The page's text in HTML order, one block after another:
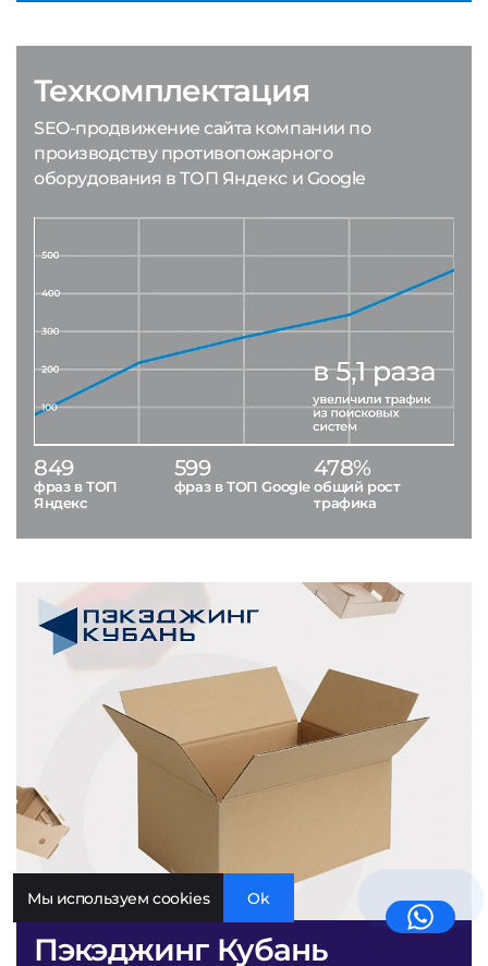
Пэкэджинг Кубань
Техкомплектация
SEO-продвижение сайта компании по
производству противопожарного
оборудования в ТОП Яндекс и Google
849
фраз в ТОП
Яндекс
599
фраз в ТОП Google
478%
общий рост
трафика
Мы используем cookies Ok